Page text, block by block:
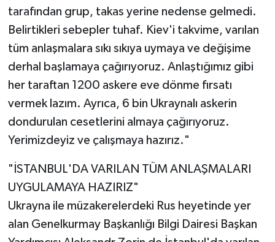
tarafından grup, takas yerine nedense gelmedi.
Belirtikleri sebepler tuhaf. Kiev'i takvime, varılan
tüm anlaşmalara sıkı sıkıya uymaya ve değişime
derhal başlamaya çağırıyoruz. Anlaştığımız gibi
her taraftan 1200 askere eve dönme fırsatı
vermek lazım. Ayrıca, 6 bin Ukraynalı askerin
dondurulan cesetlerini almaya çağırıyoruz.
Yerimizdeyiz ve çalışmaya hazırız."
"İSTANBUL'DA VARILAN TÜM ANLAŞMALARI
UYGULAMAYA HAZIRIZ"
Ukrayna ile müzakerelerdeki Rus heyetinde yer
alan Genelkurmay Başkanlığı Bilgi Dairesi Başkan